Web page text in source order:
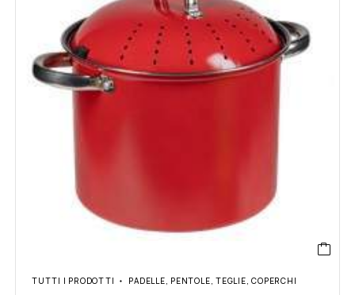
TUTTI I PRODOTTI PADELLE, PENTOLE, TEGLIE, COPERCHI